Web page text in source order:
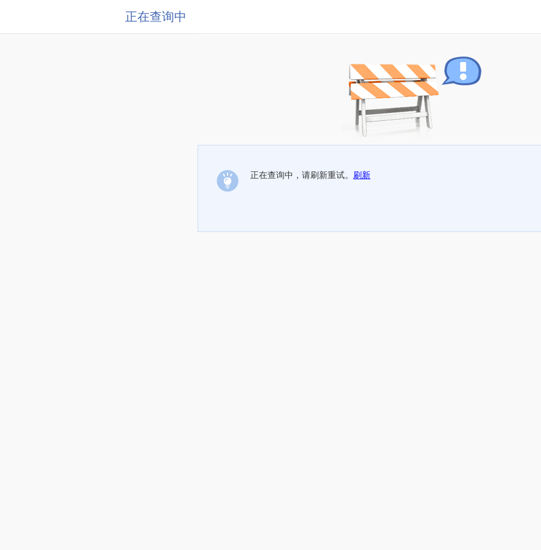
正在查询中
正在查询中，请刷新重试。 刷新